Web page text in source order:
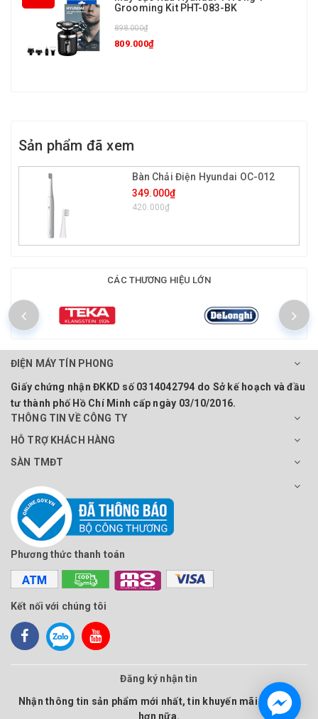
Grooming Kit PHT-083-BK
898.000₫
809.000₫
Sản phẩm đã xem
Bàn Chải Điện Hyundai OC-012
349.000₫
420.000₫
CÁC THƯƠNG HIỆU LỚN
ĐIỆN MÁY TÍN PHONG
Giấy chứng nhận ĐKKD số 0314042794 do Sở kế hoạch và đầu
tư thành phố Hồ Chí Minh cấp ngày 03/10/2016.
THÔNG TIN VỀ CÔNG TY
HỖ TRỢ KHÁCH HÀNG
SÀN TMĐT
Phương thức thanh toán
Kết nối với chúng tôi
Đăng ký nhận tin
Nhận thông tin sản phẩm mới nhất, tin khuyến mãi và nhiều
hơn nữa.